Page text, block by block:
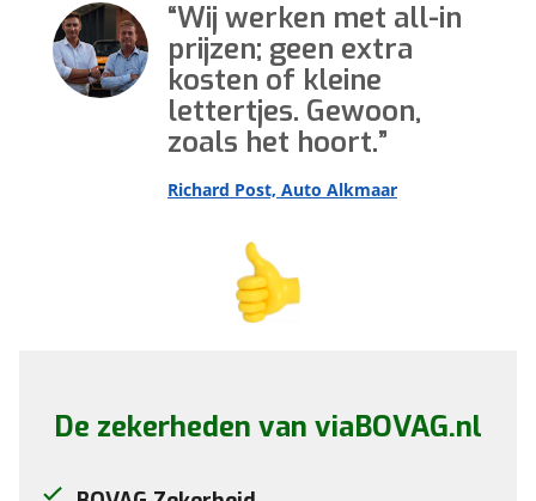
Wij werken met all-in
prijzen; geen extra
kosten of kleine
lettertjes. Gewoon,
zoals het hoort.
Richard Post, Auto Alkmaar
De zekerheden van viaBOVAG.nl